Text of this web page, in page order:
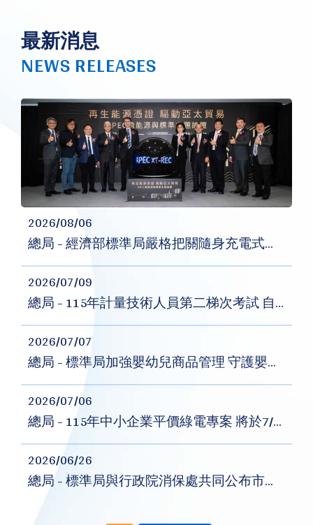
最新消息
NEWS RELEASES
2026/08/06
總局 - 經濟部標準局嚴格把關隨身充電式電器商品安全
2026/07/09
總局 - 115年計量技術人員第二梯次考試 自7月13日起開放報名
2026/07/07
總局 - 標準局加強嬰幼兒商品管理 守護嬰幼兒安全
2026/07/06
總局 - 115年中小企業平價綠電專案 將於7/7起開放登記
2026/06/26
總局 - 標準局與行政院消保處共同公布市售「金、銀紙」及「香品」商品檢測結果